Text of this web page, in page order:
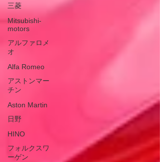
三菱
Mitsubishi-
motors
アルファロメ
オ
Alfa Romeo
アストンマー
チン
Aston Martin
日野
HINO
フォルクスワ
ーゲン